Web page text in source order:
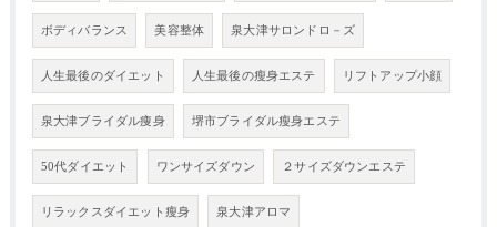
ボディバランス 美容整体 泉大津サロンドロ－ズ
人生最後のダイエット 人生最後の瘦身エステ リフトアップ小顔
泉大津ブライダル痩身 堺市ブライダル瘦身エステ
50代ダイエット ワンサイズダウン ２サイズダウンエステ
リラックスダイエット瘦身 泉大津アロマ